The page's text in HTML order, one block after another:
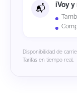
iVoy y
Disponibilidad de
Tarifas en tiempo real.